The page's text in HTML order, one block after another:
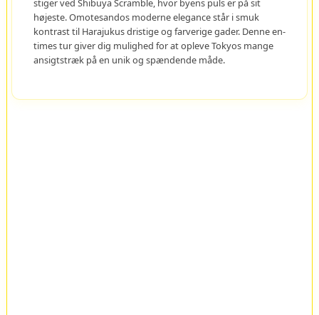
stiger ved Shibuya Scramble, hvor byens puls er på sit
højeste. Omotesandos moderne elegance står i smuk
kontrast til Harajukus dristige og farverige gader. Denne en-
times tur giver dig mulighed for at opleve Tokyos mange
ansigtstræk på en unik og spændende måde.